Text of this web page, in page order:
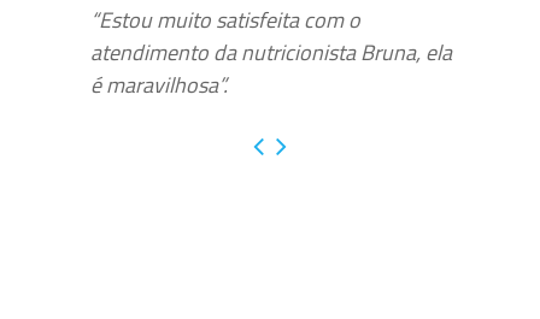
“Estou muito satisfeita com o
atendimento da nutricionista Bruna, ela
é maravilhosa”.